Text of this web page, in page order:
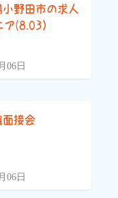
野田市の求人
ア(8.03）
06日
面接会
06日